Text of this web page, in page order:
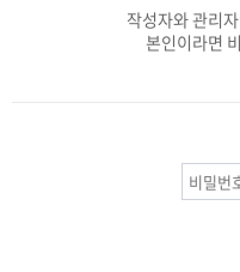
작성자와 관리
본인이라면